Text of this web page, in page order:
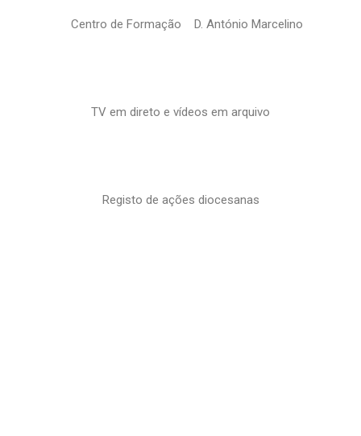
Centro de Formação D. António Marcelino
TV em direto e vídeos em arquivo
Registo de ações diocesanas